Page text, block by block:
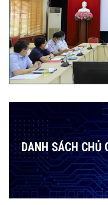
DANH SÁCH CHỦ